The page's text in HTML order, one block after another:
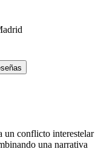
un conflicto interestelar
una narrativa